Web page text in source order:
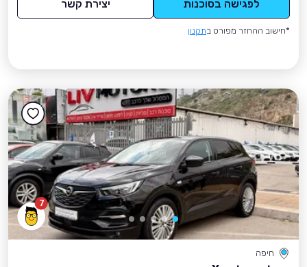
לפגישה בסוכנות יצירת קשר
*חישוב ההחזר מפורט בתקנון
7
חיפה